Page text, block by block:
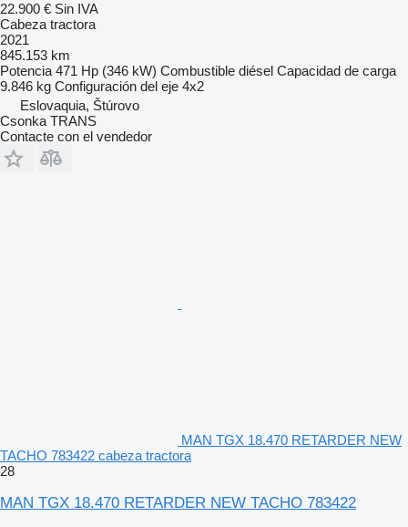
22.900 € Sin IVA
Cabeza tractora
2021
845.153 km
Potencia 471 Hp (346 kW) Combustible diésel Capacidad de carga
9.846 kg Configuración del eje 4x2
Eslovaquia, Štúrovo
Csonka TRANS
Contacte con el vendedor
MAN TGX 18.470 RETARDER NEW
TACHO 783422 cabeza tractora
28
MAN TGX 18.470 RETARDER NEW TACHO 783422